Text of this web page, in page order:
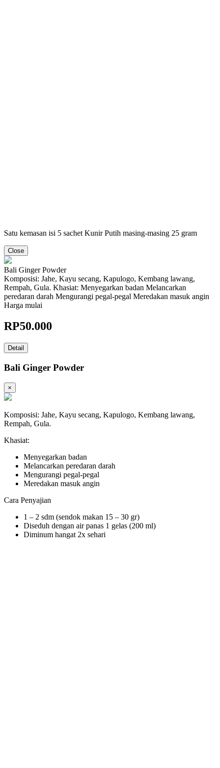
Satu kemasan isi 5 sachet Kunir Putih masing-masing 25 gram
Close
Bali Ginger Powder
Komposisi: Jahe, Kayu secang, Kapulogo, Kembang lawang,
Rempah, Gula. Khasiat: Menyegarkan badan Melancarkan
peredaran darah Mengurangi pegal-pegal Meredakan masuk angin
Harga mulai
RP50.000
Detail
Bali Ginger Powder
×
Komposisi: Jahe, Kayu secang, Kapulogo, Kembang lawang,
Rempah, Gula.
Khasiat:
Menyegarkan badan
Melancarkan peredaran darah
Mengurangi pegal-pegal
Meredakan masuk angin
Cara Penyajian
1 – 2 sdm (sendok makan 15 – 30 gr)
Diseduh dengan air panas 1 gelas (200 ml)
Diminum hangat 2x sehari